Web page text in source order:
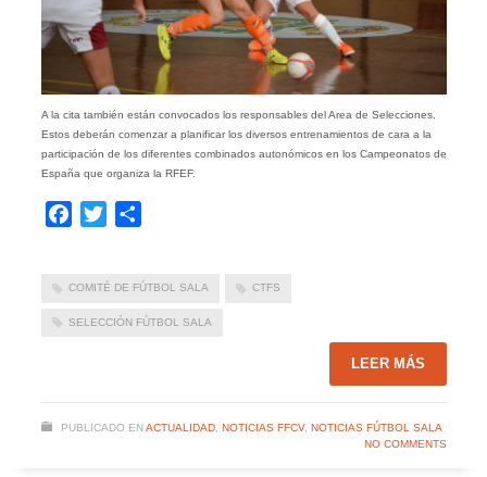
A la cita también están convocados los responsables del Area de Selecciones.
Estos deberán comenzar a planificar los diversos entrenamientos de cara a la
participación de los diferentes combinados autonómicos en los Campeonatos de
España que organiza la RFEF.
Facebook
Twitter
COMITÉ DE FÚTBOL SALA CTFS
SELECCIÓN FÚTBOL SALA
LEER MÁS
PUBLICADO EN ACTUALIDAD, NOTICIAS FFCV, NOTICIAS FÚTBOL SALA
NO COMMENTS